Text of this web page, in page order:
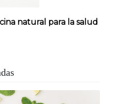
natural para la salud